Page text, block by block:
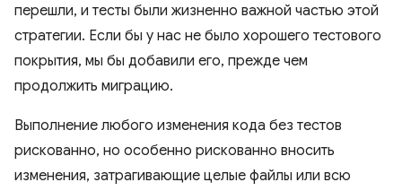
перешли, и тесты были жизненно важной частью этой
стратегии. Если бы у нас не было хорошего тестового
покрытия, мы бы добавили его, прежде чем
продолжить миграцию.
Выполнение любого изменения кода без тестов
рискованно, но особенно рискованно вносить
изменения, затрагивающие целые файлы или всю